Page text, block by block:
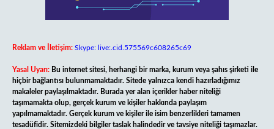
Reklam ve İletişim: Skype: live:.cid.575569c608265c69
Yasal Uyarı: Bu internet sitesi, herhangi bir marka, kurum veya şahıs şirketi ile
hiçbir bağlantısı bulunmamaktadır. Sitede yalnızca kendi hazırladığımız
makaleler paylaşılmaktadır. Burada yer alan içerikler haber niteliği
taşımamakta olup, gerçek kurum ve kişiler hakkında paylaşım
yapılmamaktadır. Gerçek kurum ve kişiler ile isim benzerlikleri tamamen
tesadüfidir. Sitemizdeki bilgiler taslak halindedir ve tavsiye niteliği taşımazlar.